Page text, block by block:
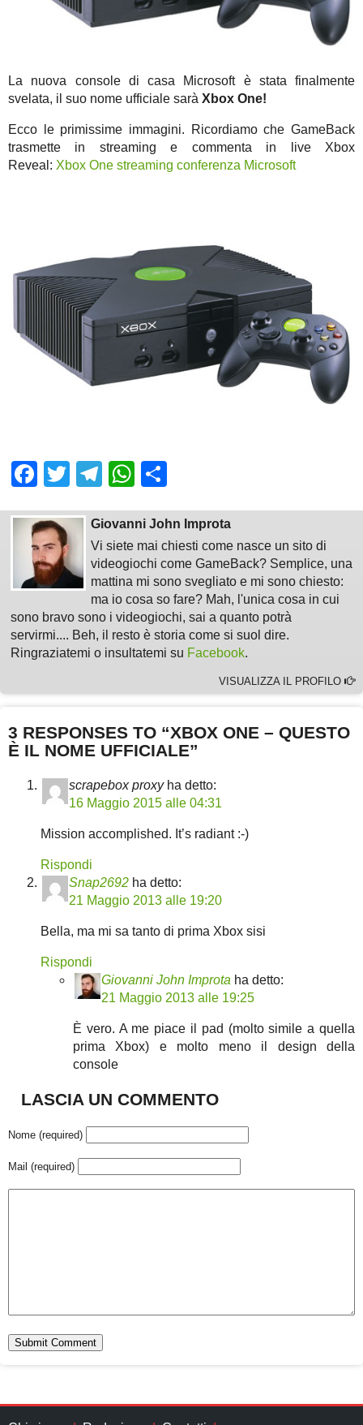
La nuova console di casa Microsoft è stata finalmente
svelata, il suo nome ufficiale sarà Xbox One!
Ecco le primissime immagini. Ricordiamo che GameBack
trasmette in streaming e commenta in live Xbox
Reveal: Xbox One streaming conferenza Microsoft
Facebook
TwitterTelegram
WhatsApp
Giovanni John Improta
Vi siete mai chiesti come nasce un sito di
videogiochi come GameBack? Semplice, una
mattina mi sono svegliato e mi sono chiesto:
ma io cosa so fare? Mah, l'unica cosa in cui
sono bravo sono i videogiochi, sai a quanto potrà
servirmi.... Beh, il resto è storia come si suol dire.
Ringraziatemi o insultatemi su Facebook.
VISUALIZZA IL PROFILO
3 RESPONSES TO “XBOX ONE – QUESTO
È IL NOME UFFICIALE”
scrapebox proxy ha detto:
16 Maggio 2015 alle 04:31
Mission accomplished. It’s radiant :-)
Rispondi
Snap2692 ha detto:
21 Maggio 2013 alle 19:20
Bella, ma mi sa tanto di prima Xbox sisi
Rispondi
Giovanni John Improta ha detto:
21 Maggio 2013 alle 19:25
È vero. A me piace il pad (molto simile a quella
prima Xbox) e molto meno il design della
console
LASCIA UN COMMENTO
Nome (required)
Mail (required)